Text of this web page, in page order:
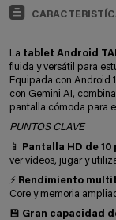
La tablet Android
fluida y versátil para
Equipada con Android
con Gemini AI,
pantalla cómoda para
PUNTOS CLAVE
📱
Pantalla HD de
ver vídeos, jugar y
⚡ Rendimiento
Core y memoria
💾 Gran capacidad